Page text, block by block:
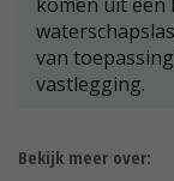
van
vastlegging.
Bekijk meer over: